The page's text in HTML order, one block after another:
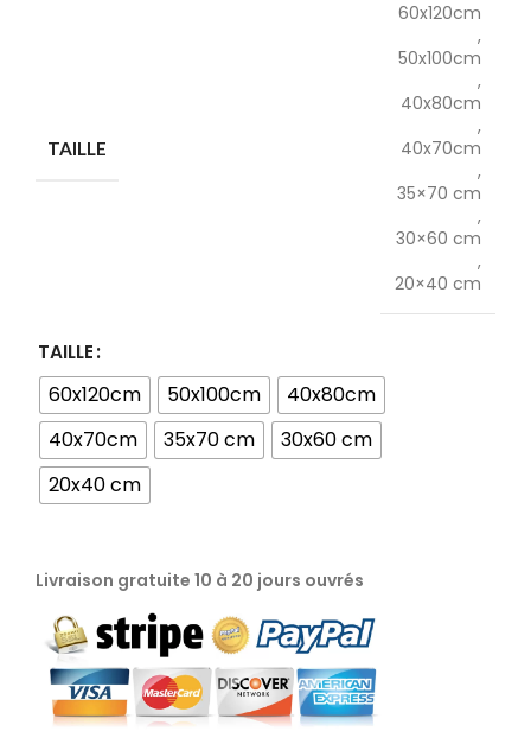
TAILLE
60x120cm
,
50x100cm
,
40x80cm
,
40x70cm
,
35×70 cm
,
30×60 cm
,
20×40 cm
TAILLE
60x120cm 50x100cm
40x80cm
40x70cm
35x70 cm
30x60 cm
20x40 cm
Livraison gratuite 10 à 20 jours ouvrés